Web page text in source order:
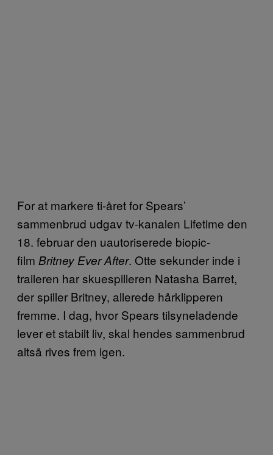
For at markere ti-året for Spears’
sammenbrud udgav tv-kanalen Lifetime den
18. februar den uautoriserede biopic-
film Britney Ever After. Otte sekunder inde i
traileren har skuespilleren Natasha Barret,
der spiller Britney, allerede hårklipperen
fremme. I dag, hvor Spears tilsyneladende
lever et stabilt liv, skal hendes sammenbrud
altså rives frem igen.